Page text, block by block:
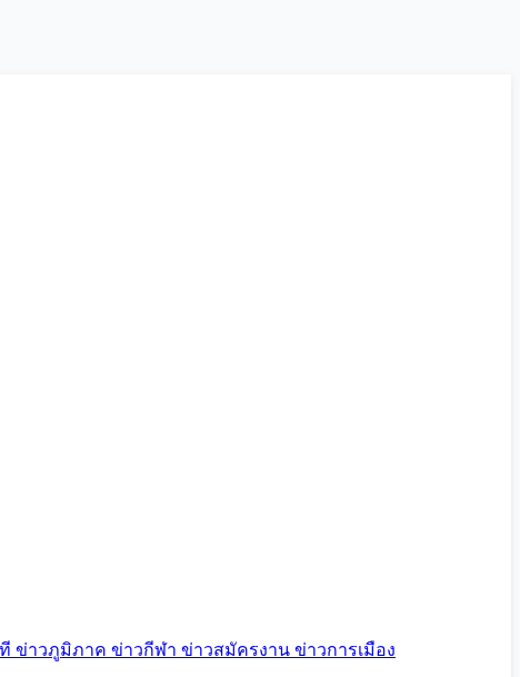
ข่าวภูมิภาค ข่าวกีฬา ข่าวสมัครงาน ข่าวการเมือง